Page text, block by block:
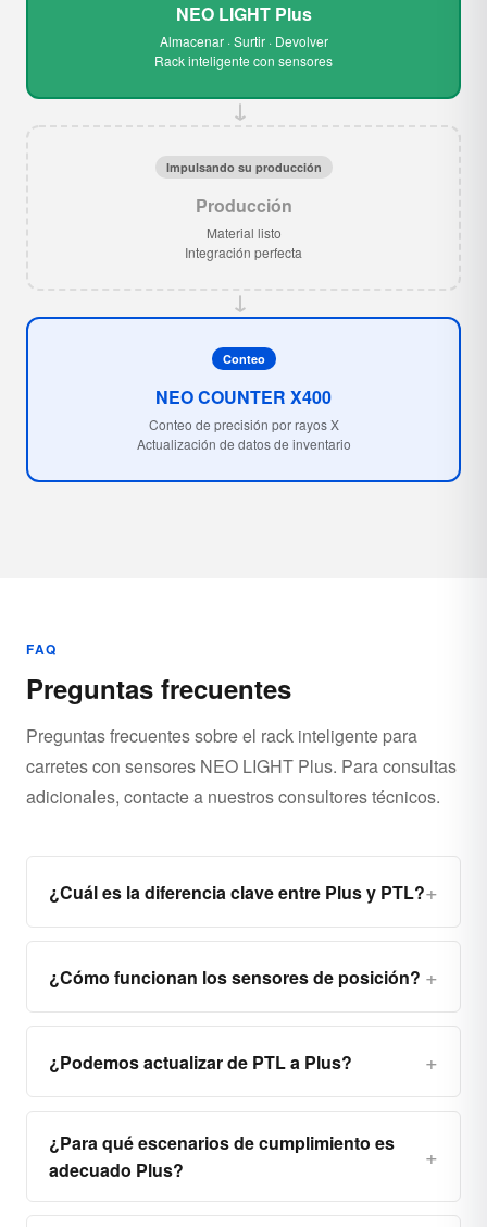
NEO LIGHT Plus
Almacenar · Surtir · Devolver
Rack inteligente con sensores
→
Impulsando su producción
Producción
Material listo
Integración perfecta
→
Conteo
NEO COUNTER X400
Conteo de precisión por rayos X
Actualización de datos de inventario
FAQ
Preguntas frecuentes
Preguntas frecuentes sobre el rack inteligente para
carretes con sensores NEO LIGHT Plus. Para consultas
adicionales, contacte a nuestros consultores técnicos.
¿Cuál es la diferencia clave entre Plus y PTL?
¿Cómo funcionan los sensores de posición?
¿Podemos actualizar de PTL a Plus?
¿Para qué escenarios de cumplimiento es
adecuado Plus?